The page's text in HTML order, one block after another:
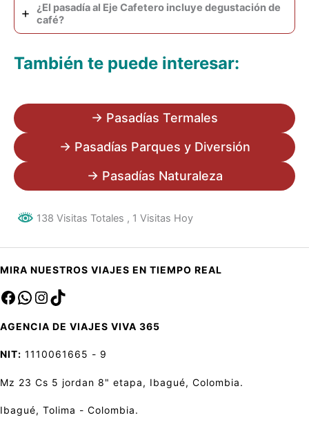
¿El pasadía al Eje Cafetero incluye degustación de
café?
También te puede interesar:
→ Pasadías Termales
→ Pasadías Parques y Diversión
→ Pasadías Naturaleza
138 Visitas Totales , 1 Visitas Hoy
MIRA NUESTROS VIAJES EN TIEMPO REAL
Facebook
saInstagram
TikTok
AGENCIA DE VIAJES VIVA 365
NIT: 1110061665 - 9
Mz 23 Cs 5 jordan 8" etapa, Ibagué, Colombia.
Ibagué, Tolima - Colombia.